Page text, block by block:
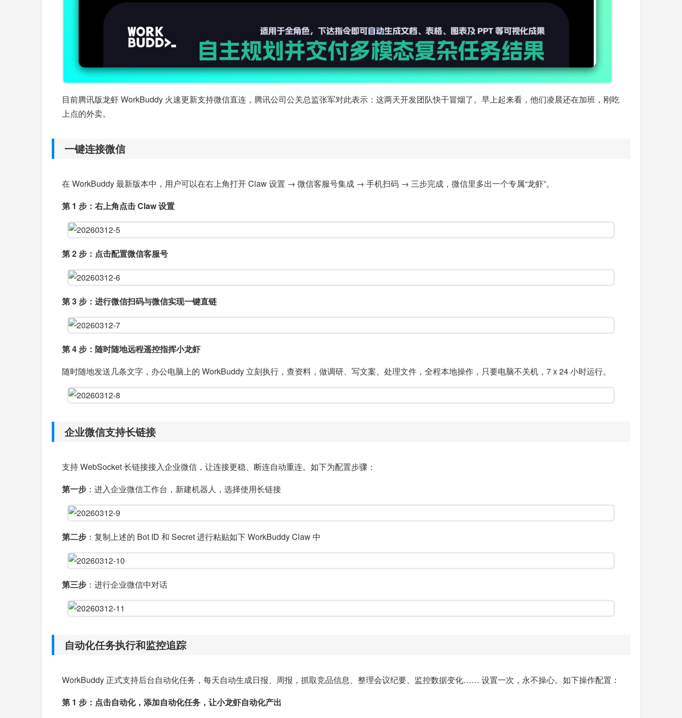
目前腾讯版龙虾 WorkBuddy 火速更新支持微信直连，腾讯公司公关总监张军对此表示：这两天开发团队快干冒烟了。早上起来看，他们凌晨还在加班，刚吃
上点的外卖。
一键连接微信
在 WorkBuddy 最新版本中，用户可以在右上角打开 Claw 设置 → 微信客服号集成 → 手机扫码 → 三步完成，微信里多出一个专属“龙虾”。
第 1 步：右上角点击 Claw 设置
第 2 步：点击配置微信客服号
第 3 步：进行微信扫码与微信实现一键直链
第 4 步：随时随地远程遥控指挥小龙虾
随时随地发送几条文字，办公电脑上的 WorkBuddy 立刻执行，查资料，做调研、写文案、处理文件，全程本地操作，只要电脑不关机，7 x 24 小时运行。
企业微信支持长链接
支持 WebSocket 长链接接入企业微信，让连接更稳、断连自动重连。如下为配置步骤：
第一步 ：进入企业微信工作台，新建机器人，选择使用长链接
第二步 ：复制上述的 Bot ID 和 Secret 进行粘贴如下 WorkBuddy Claw 中
第三步 ：进行企业微信中对话
自动化任务执行和监控追踪
WorkBuddy 正式支持后台自动化任务，每天自动生成日报、周报，抓取竞品信息、整理会议纪要、监控数据变化…… 设置一次，永不操心。如下操作配置：
第 1 步：点击自动化，添加自动化任务，让小龙虾自动化产出